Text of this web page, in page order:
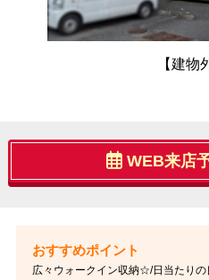
【建物
WEB来店
広々ウォークイン収納☆/日当たり